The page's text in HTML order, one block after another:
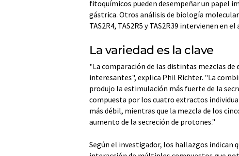
fitoquímicos pueden desempeñar un papel
gástrica. Otros análisis de biología
TAS2R4, TAS2R5 y TAS2R39 intervienen en
La variedad es la clave
"La comparación de las distintas mezclas
interesantes", explica Phil Richter. "La
produjo la estimulación más fuerte de la
compuesta por los cuatro extractos
más débil, mientras que la mezcla de los
aumento de la secreción de protones."
Según el investigador, los hallazgos indican